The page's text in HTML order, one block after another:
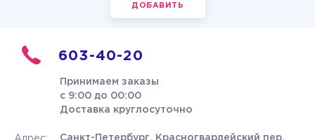
ДОБАВИТЬ
603-40-20
Принимаем заказы
с 9:00 до 00:00
Доставка круглосуточно
Санкт-Петербург, Красногвардейский пер.